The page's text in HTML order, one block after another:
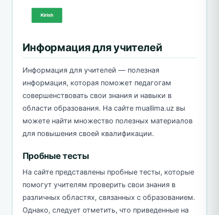
Информация для учителей
Информация для учителей — полезная
информация, которая поможет педагогам
совершенствовать свои знания и навыки в
области образования. На сайте muallima.uz вы
можете найти множество полезных материалов
для повышения своей квалификации.
Пробные тесты
На сайте представлены пробные тесты, которые
помогут учителям проверить свои знания в
различных областях, связанных с образованием.
Однако, следует отметить, что приведенные на